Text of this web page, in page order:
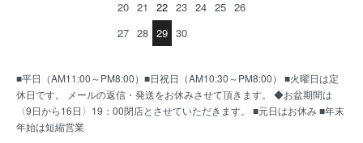
20 21 22 23 24 25 26
27 28 29 30
■平日（AM11:00～PM8:00）■日祝日（AM10:30～PM8:00） ■火曜日は定
休日です。 メールの返信・発送をお休みさせて頂きます。 ◆お盆期間は
〈9日から16日〉19：00閉店とさせていただきます。 ■元日はお休み ■年末
年始は短縮営業